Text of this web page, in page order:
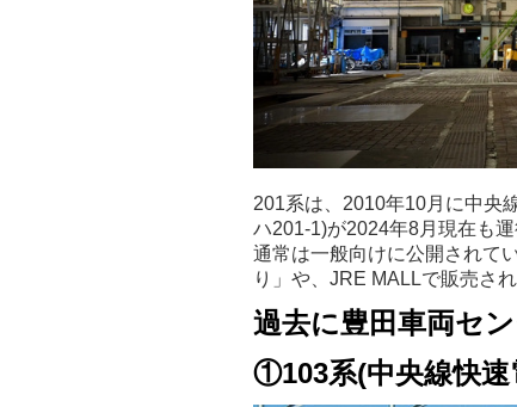
201系は、2010年10月に中央
ハ201-1)が2024年8月現在も
通常は一般向けに公開されて
り」や、JRE MALLで販売さ
過去に豊田車両セ
①103系(中央線快速